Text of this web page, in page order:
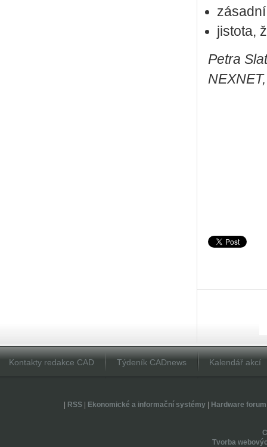
jistota,
Petra
Kontakty redakce CAD Týdeník CADnews Kalendář akcí
RSS| Ekonomické a informační systémy| Hardware forum
Tvorba